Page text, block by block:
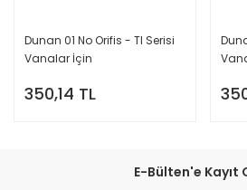
Dunan 01 No Orifis - TI Serisi
Vanalar İçin
350,14 TL
E-Bülten'e Kayıt